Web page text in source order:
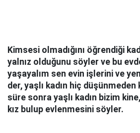
Kimsesi olmadığını öğrendiği
yalnız olduğunu söyler ve bu
yaşayalım sen evin işlerini ve
der, yaşlı kadın hiç düşünmeden
süre sonra yaşlı kadın bizim
kız bulup evlenmesini söyler.